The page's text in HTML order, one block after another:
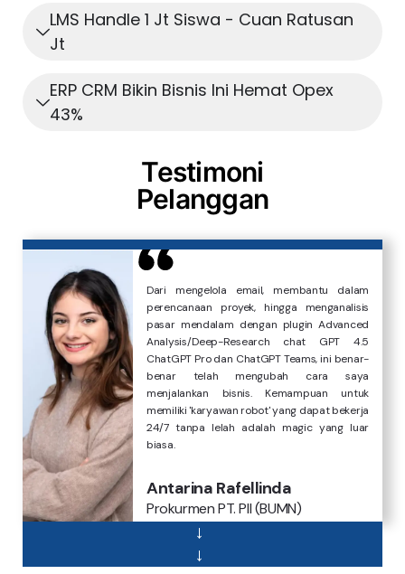
LMS Handle 1 Jt Siswa - Cuan Ratusan
Jt
ERP CRM Bikin Bisnis Ini Hemat Opex
43%
Testimoni
Pelanggan
Dari mengelola email, membantu dalam
perencanaan proyek, hingga menganalisis
pasar mendalam dengan plugin Advanced
Analysis/Deep-Research chat GPT 4.5
ChatGPT Pro dan ChatGPT Teams, ini benar-
benar telah mengubah cara saya
menjalankan bisnis. Kemampuan untuk
memiliki 'karyawan robot' yang dapat bekerja
24/7 tanpa lelah adalah magic yang luar
biasa.
Antarina Rafellinda
Prokurmen PT. PII (BUMN)
→
yang dibuat cepat untuk melayani 12.000
user per hari, keuntungan Edu-tech kami
melesat naik. Thanks Digipedia sudah
mengalokasikan tim secara profesional 24
→
Database server ESXi kami yang terkena
ransomware bisa pulih 100% dengan jasa
decrypt ransomware digipedia!. Proses
decryptor berjalan lancar selama 2 hari
dengan seluruh VMDK dan MDF pulih setelah
dekripsi. Terimakasih juga karena sudah